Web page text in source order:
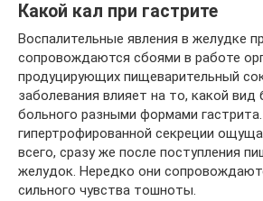
Какой кал при гастрите
Воспалительные явления в желудке
сопровождаются сбоями в работе
продуцирующих пищеварительный
заболевания влияет на то, какой вид
больного разными формами
гипертрофированной секреции
всего, сразу же после поступления
желудок. Нередко они
сильного чувства тошноты.